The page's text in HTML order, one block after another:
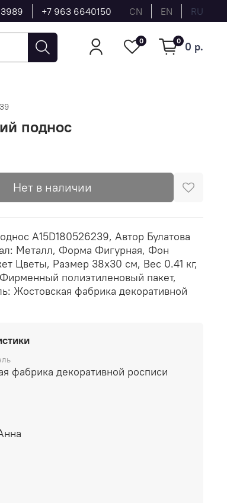
+7 963 6640150 CN EN RU
0 0 0 р.
поднос
Нет в наличии
A15D180526239, Автор Булатова
Металл, Форма Фигурная, Фон
Цветы, Размер 38х30 см, Вес 0.41 кг,
полиэтиленовый пакет,
Жостовская фабрика декоративной
фабрика декоративной росписи